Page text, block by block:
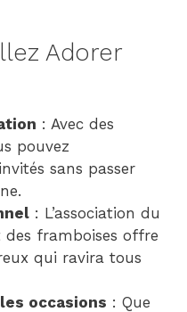
Adorer
: Avec des
pouvez
sans passer
: L’association du
des framboises offre
qui ravira tous
occasions : Que